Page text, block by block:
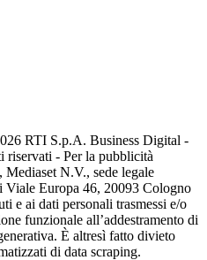
RTI S.p.A. Business Digital -
riservati - Per la pubblicità
N.V., sede legale
Viale Europa 46, 20093 Cologno
e ai dati personali trasmessi e/o
funzionale all’addestramento di
È altresì fatto divieto
di data scraping.